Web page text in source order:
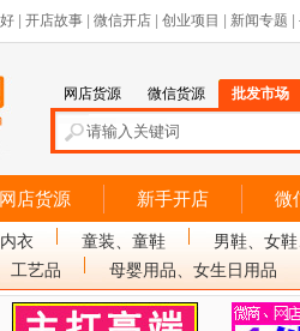
开店故事 微信开店 创业项目 新闻专题
网店货源 微信货源 批发市场
网店货源 新手开店 微
衣 童装、童鞋
男鞋、女
工艺品
母婴用品、女生日用品